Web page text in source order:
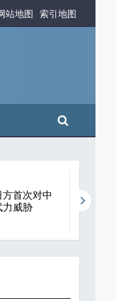
站地图 索引地图
搜索
首次对中
力威胁